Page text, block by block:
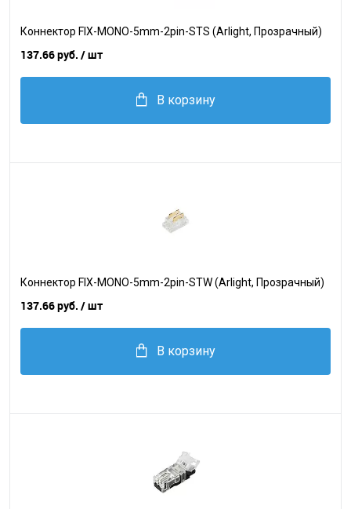
Коннектор FIX-MONO-5mm-2pin-STS (Arlight, Прозрачный)
137.66 руб. / шт
В корзину
Коннектор FIX-MONO-5mm-2pin-STW (Arlight, Прозрачный)
137.66 руб. / шт
В корзину